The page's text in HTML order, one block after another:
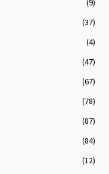
(9)
(37)
(4)
(47)
(67)
(78)
(87)
(84)
(12)